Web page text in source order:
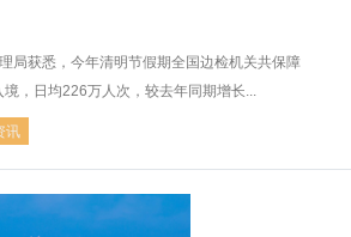
局获悉，今年清明节假期全国边检机关共保障
，日均226万人次，较去年同期增长...
讯